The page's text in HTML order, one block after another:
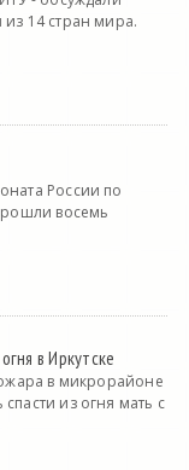
14 стран мира.
России по
восемь
в Иркутске
в микрорайоне
из огня мать с